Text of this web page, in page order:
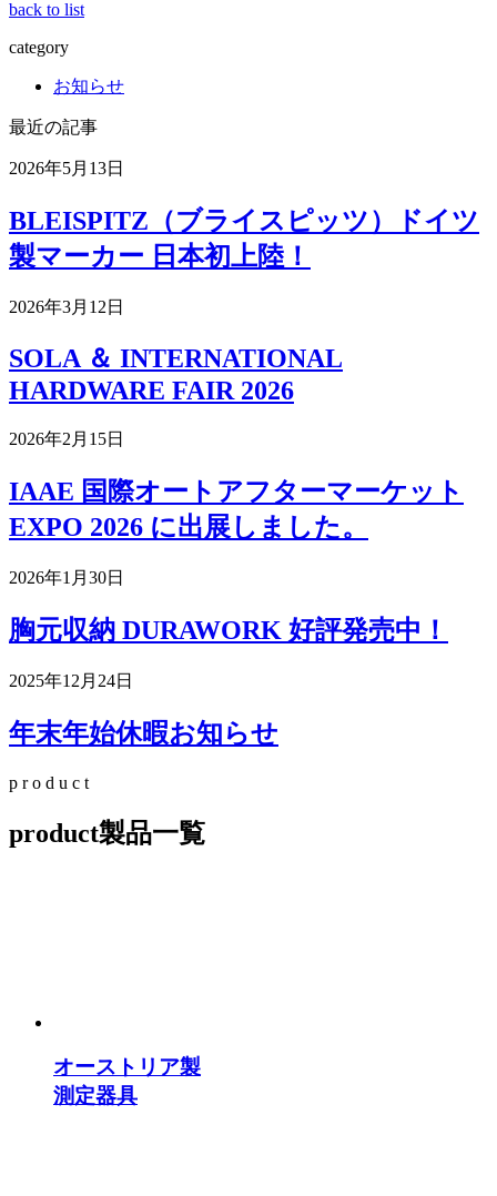
back to list
category
お知らせ
最近の記事
2026年5月13日
BLEISPITZ（ブライスピッツ）ドイツ
製マーカー 日本初上陸！
2026年3月12日
SOLA ＆ INTERNATIONAL
HARDWARE FAIR 2026
2026年2月15日
IAAE 国際オートアフターマーケット
EXPO 2026 に出展しました。
2026年1月30日
胸元収納 DURAWORK 好評発売中！
2025年12月24日
年末年始休暇お知らせ
p r o d u c t
product製品一覧
オーストリア製
測定器具